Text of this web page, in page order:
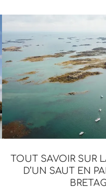
TOUT SAVOIR SUR
D’UN SAUT EN